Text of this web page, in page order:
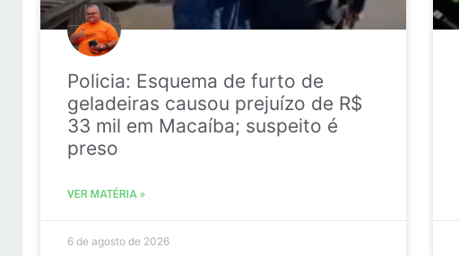
Policia: Esquema de furto de
geladeiras causou prejuízo de R$
33 mil em Macaíba; suspeito é
preso
VER MATÉRIA »
6 de agosto de 2026